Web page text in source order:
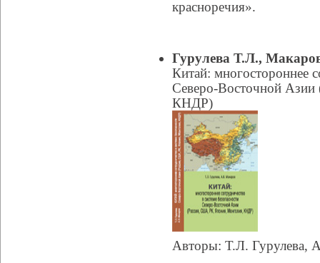
красноречия».
Гурулева Т.Л.,
Китай: многостороннее
Северо-Восточной
КНДР)
Авторы: Т.Л. Гурулева,